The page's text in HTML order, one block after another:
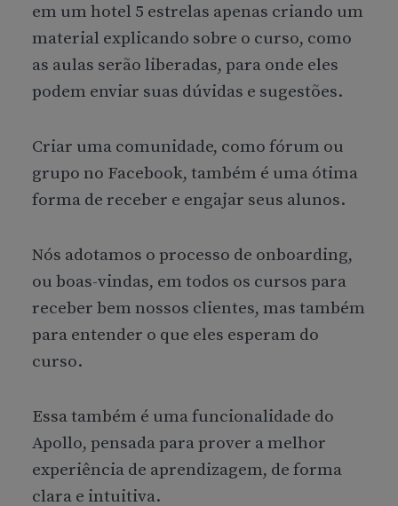
em um hotel 5 estrelas apenas criando um
material explicando sobre o curso, como
as aulas serão liberadas, para onde eles
podem enviar suas dúvidas e sugestões.
Criar uma comunidade, como fórum ou
grupo no Facebook, também é uma ótima
forma de receber e engajar seus alunos.
Nós adotamos o processo de onboarding,
ou boas-vindas, em todos os cursos para
receber bem nossos clientes, mas também
para entender o que eles esperam do
curso.
Essa também é uma funcionalidade do
Apollo, pensada para prover a melhor
experiência de aprendizagem, de forma
clara e intuitiva.